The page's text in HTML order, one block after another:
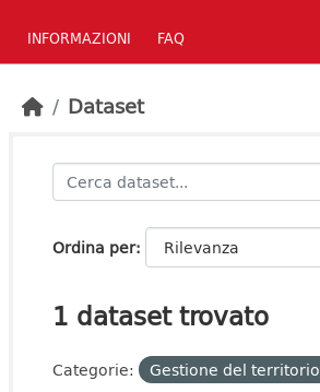
INFORMAZIONI FAQ
Dataset
Ordina per
1 dataset trovato
Categorie:
Gestione del territorio